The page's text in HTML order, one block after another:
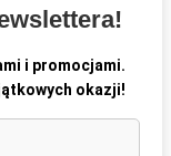
i promocjami.
okazji!